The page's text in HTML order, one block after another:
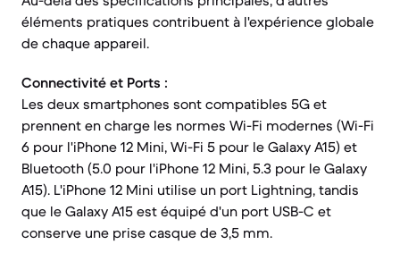
éléments pratiques contribuent à l'expérience globale
de chaque appareil.
Connectivité et Ports :
Les deux smartphones sont compatibles 5G et
prennent en charge les normes Wi-Fi modernes (Wi-Fi
6 pour l'iPhone 12 Mini, Wi-Fi 5 pour le Galaxy A15) et
Bluetooth (5.0 pour l'iPhone 12 Mini, 5.3 pour le Galaxy
A15). L'iPhone 12 Mini utilise un port Lightning, tandis
que le Galaxy A15 est équipé d'un port USB-C et
conserve une prise casque de 3,5 mm.